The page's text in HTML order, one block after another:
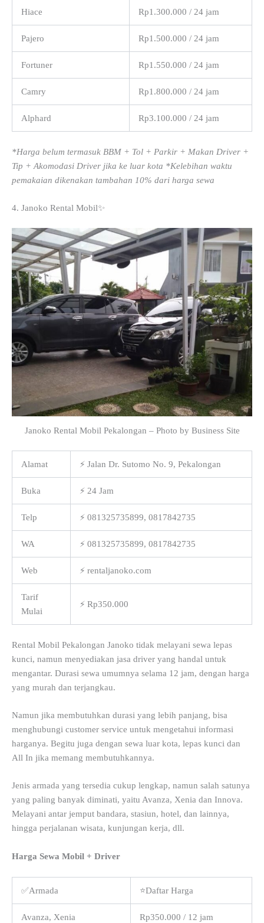
Hiace Rp1.300.000 / 24 jam
Pajero Rp1.500.000 / 24 jam
Fortuner Rp1.550.000 / 24 jam
Camry Rp1.800.000 / 24 jam
Alphard Rp3.100.000 / 24 jam
*Harga belum termasuk BBM + Tol + Parkir + Makan Driver +
Tip + Akomodasi Driver jika ke luar kota *Kelebihan waktu
pemakaian dikenakan tambahan 10% dari harga sewa
4. Janoko Rental Mobil✨
Janoko Rental Mobil Pekalongan – Photo by Business Site
Alamat ⚡ Jalan Dr. Sutomo No. 9, Pekalongan
Buka ⚡ 24 Jam
Telp ⚡ 081325735899, 0817842735
WA ⚡ 081325735899, 0817842735
Web ⚡ rentaljanoko.com
Tarif
Mulai
⚡ Rp350.000
Rental Mobil Pekalongan Janoko tidak melayani sewa lepas
kunci, namun menyediakan jasa driver yang handal untuk
mengantar. Durasi sewa umumnya selama 12 jam, dengan harga
yang murah dan terjangkau.
Namun jika membutuhkan durasi yang lebih panjang, bisa
menghubungi customer service untuk mengetahui informasi
harganya. Begitu juga dengan sewa luar kota, lepas kunci dan
All In jika memang membutuhkannya.
Jenis armada yang tersedia cukup lengkap, namun salah satunya
yang paling banyak diminati, yaitu Avanza, Xenia dan Innova.
Melayani antar jemput bandara, stasiun, hotel, dan lainnya,
hingga perjalanan wisata, kunjungan kerja, dll.
Harga Sewa Mobil + Driver
✅Armada ⭐Daftar Harga
Avanza, Xenia Rp350.000 / 12 jam